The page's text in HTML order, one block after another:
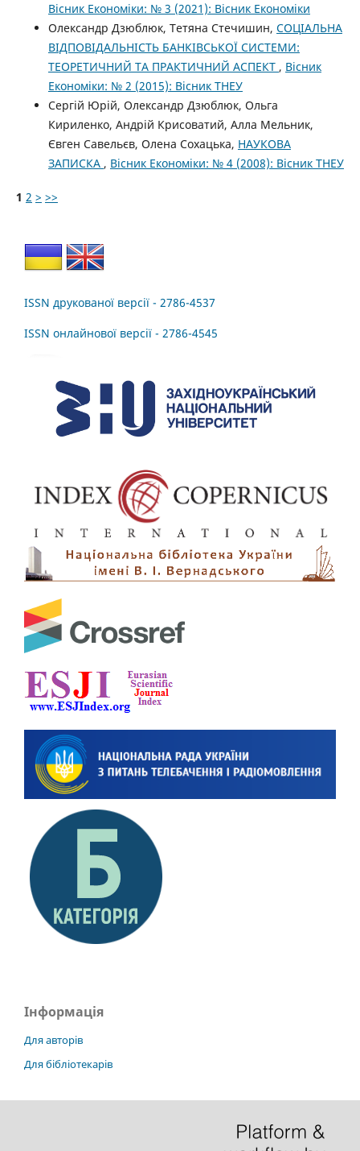
Вісник Економіки: № 3 (2021): Вісник Економіки
Олександр Дзюблюк, Тетяна Стечишин, СОЦІАЛЬНА
ВІДПОВІДАЛЬНІСТЬ БАНКІВСЬКОЇ СИСТЕМИ:
ТЕОРЕТИЧНИЙ ТА ПРАКТИЧНИЙ АСПЕКТ , Вісник
Економіки: № 2 (2015): Вісник ТНЕУ
Сергій Юрій, Олександр Дзюблюк, Ольга
Кириленко, Андрій Крисоватий, Алла Мельник,
Євген Савельєв, Олена Сохацька, НАУКОВА
ЗАПИСКА , Вісник Економіки: № 4 (2008): Вісник ТНЕУ
1 2 > >>
ISSN друкованої версії - 2786-4537
ISSN онлайнової версії - 2786-4545
Інформація
Для авторів
Для бібліотекарів